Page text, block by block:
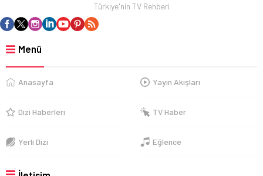
Türkiye'nin TV Rehberi
Menü
Anasayfa Yayın Akışları
Dizi Haberleri TV Haber
Yerli Dizi Eğlence